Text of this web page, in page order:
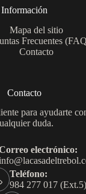
Información
Mapa del sitio
Frecuentes
Contacto
Contacto
para ayudarte
duda.
electrónico:
Teléfono:
984 277 017 (Ext.5)